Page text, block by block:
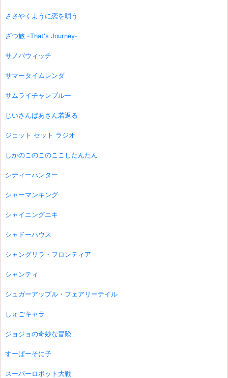
ささやくように恋を唄う
ざつ旅 -That's Journey-
サノバウィッチ
サマータイムレンダ
サムライチャンプルー
じいさんばあさん若返る
ジェット セット ラジオ
しかのこのこのここしたんたん
シティーハンター
シャーマンキング
シャイニングニキ
シャドーハウス
シャングリラ・フロンティア
シャンティ
シュガーアップル・フェアリーテイル
しゅごキャラ
ジョジョの奇妙な冒険
すーぱーそに子
スーパーロボット大戦